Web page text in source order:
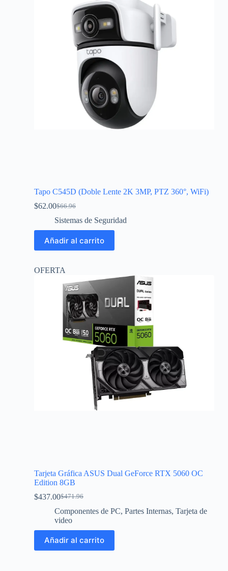
Tapo C545D (Doble Lente 2K 3MP, PTZ 360°, WiFi)
$66.96
$62.00
Sistemas de Seguridad
Añadir al carrito
OFERTA
Tarjeta Gráfica ASUS Dual GeForce RTX 5060 OC
Edition 8GB
$471.96
$437.00
Componentes de PC, Partes Internas, Tarjeta de
video
Añadir al carrito